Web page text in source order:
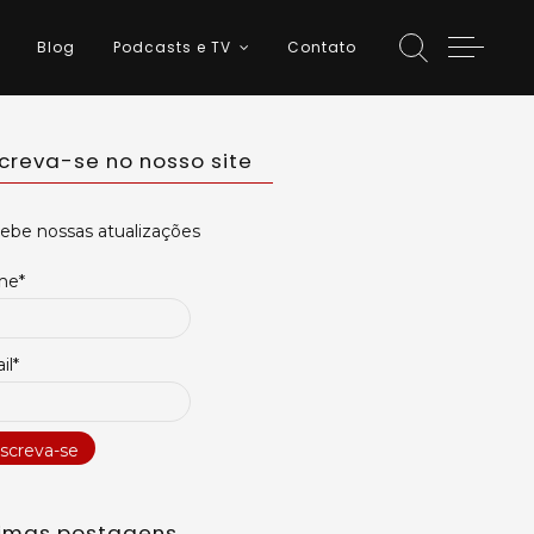
Blog Podcasts e TV Contato
se no nosso site
nossas atualizações